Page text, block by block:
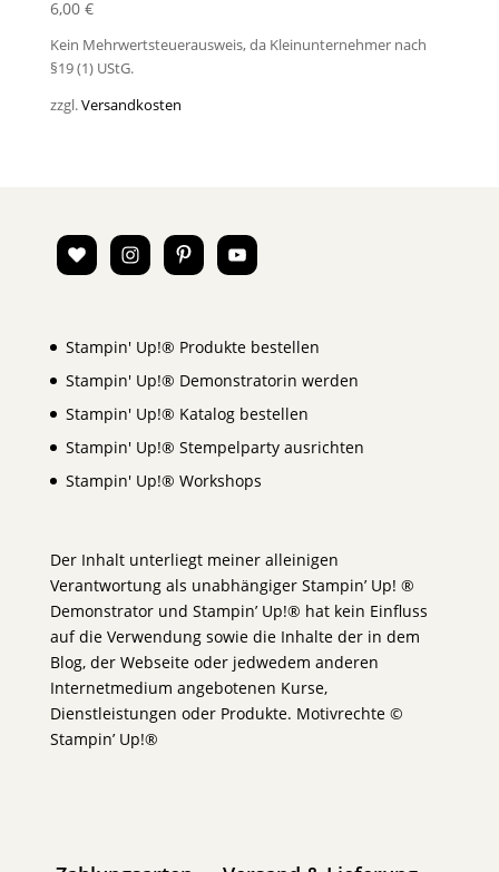
6,00 €
Kein Mehrwertsteuerausweis, da Kleinunternehmer nach
§19 (1) UStG.
zzgl.Versandkosten
Stampin' Up!® Produkte bestellen
Stampin' Up!® Demonstratorin werden
Stampin' Up!® Katalog bestellen
Stampin' Up!® Stempelparty ausrichten
Stampin' Up!® Workshops
Der Inhalt unterliegt meiner alleinigen
Verantwortung als unabhängiger Stampin’ Up! ®
Demonstrator und Stampin’ Up!® hat kein Einfluss
auf die Verwendung sowie die Inhalte der in dem
Blog, der Webseite oder jedwedem anderen
Internetmedium angebotenen Kurse,
Dienstleistungen oder Produkte. Motivrechte ©
Stampin’ Up!®